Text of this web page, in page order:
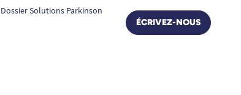
Dossier Solutions Parkinson
ÉCRIVEZ-NOUS